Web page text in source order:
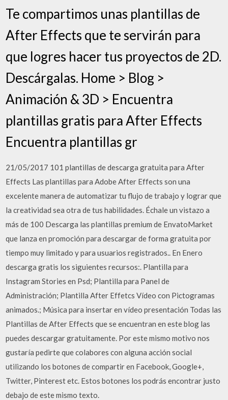
Te compartimos unas plantillas de
After Effects que te servirán para
que logres hacer tus proyectos de 2D.
Descárgalas. Home > Blog >
Animación & 3D > Encuentra
plantillas gratis para After Effects
Encuentra plantillas gr
21/05/2017 101 plantillas de descarga gratuita para After
Effects Las plantillas para Adobe After Effects son una
excelente manera de automatizar tu flujo de trabajo y lograr que
la creatividad sea otra de tus habilidades. Échale un vistazo a
más de 100 Descarga las plantillas premium de EnvatoMarket
que lanza en promoción para descargar de forma gratuita por
tiempo muy limitado y para usuarios registrados.. En Enero
descarga gratis los siguientes recursos:. Plantilla para
Instagram Stories en Psd; Plantilla para Panel de
Administración; Plantilla After Effetcs Vídeo con Pictogramas
animados.; Música para insertar en vídeo presentación Todas las
Plantillas de After Effects que se encuentran en este blog las
puedes descargar gratuitamente. Por este mismo motivo nos
gustaría pedirte que colabores con alguna acción social
utilizando los botones de compartir en Facebook, Google+,
Twitter, Pinterest etc. Estos botones los podrás encontrar justo
debajo de este mismo texto.